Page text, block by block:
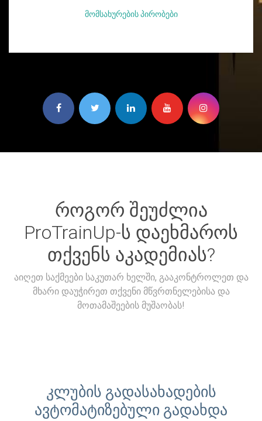
მომსახურების პირობები
როგორ შეუძლია
ProTrainUp-ს დაეხმაროს
თქვენს აკადემიას?
აიღეთ საქმეები საკუთარ ხელში, გააკონტროლეთ და
მხარი დაუჭირეთ თქვენი მწვრთნელებისა და
მოთამაშეების მუშაობას!
კლუბის გადასახადების
ავტომატიზებული გადახდა